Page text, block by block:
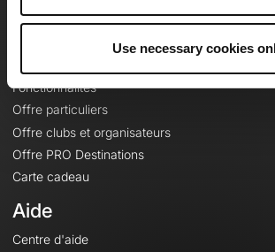
Use necessary cookies
Fonctionnalités
Offre particuliers
Offre clubs et organisateurs
Offre PRO Destinations
Carte cadeau
Aide
Centre d'aide